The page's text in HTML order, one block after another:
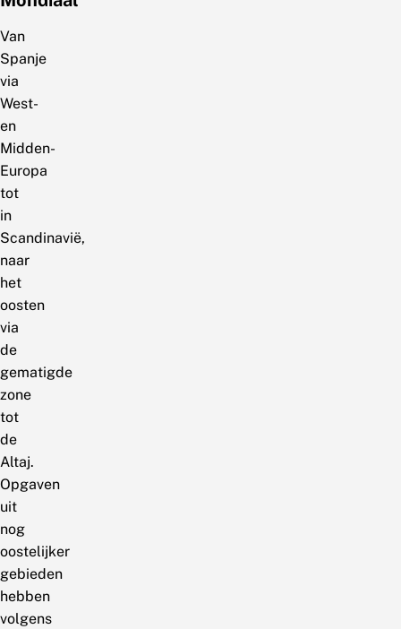
Van
Spanje
via
West-
en
Midden-
Europa
tot
in
Scandinavië,
naar
het
oosten
via
de
gematigde
zone
tot
de
Altaj.
Opgaven
uit
nog
oostelijker
gebieden
hebben
volgens